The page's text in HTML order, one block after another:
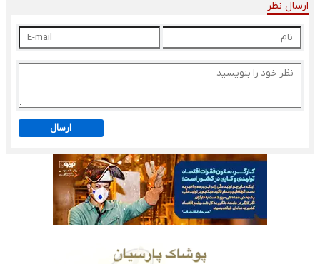
ارسال نظر
ارسال